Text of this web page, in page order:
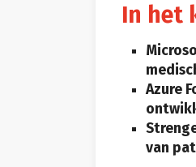
In het
Azure
van